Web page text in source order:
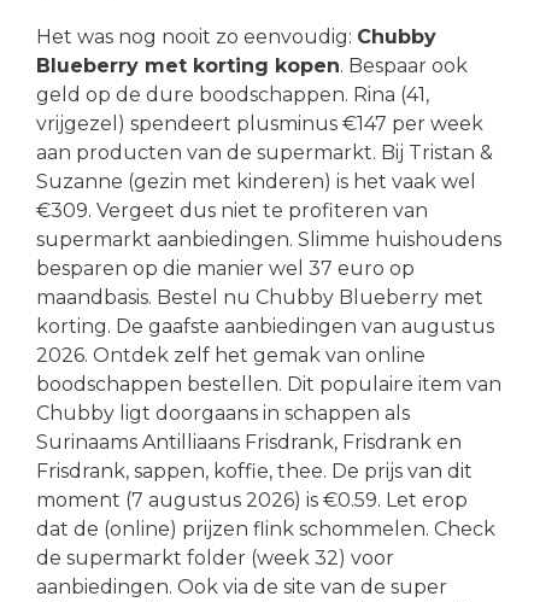
Het was nog nooit zo eenvoudig: Chubby
Blueberry met korting kopen. Bespaar ook
geld op de dure boodschappen. Rina (41,
vrijgezel) spendeert plusminus €147 per week
aan producten van de supermarkt. Bij Tristan &
Suzanne (gezin met kinderen) is het vaak wel
€309. Vergeet dus niet te profiteren van
supermarkt aanbiedingen. Slimme huishoudens
besparen op die manier wel 37 euro op
maandbasis. Bestel nu Chubby Blueberry met
korting. De gaafste aanbiedingen van augustus
2026. Ontdek zelf het gemak van online
boodschappen bestellen. Dit populaire item van
Chubby ligt doorgaans in schappen als
Surinaams Antilliaans Frisdrank, Frisdrank en
Frisdrank, sappen, koffie, thee. De prijs van dit
moment (7 augustus 2026) is €0.59. Let erop
dat de (online) prijzen flink schommelen. Check
de supermarkt folder (week 32) voor
aanbiedingen. Ook via de site van de super